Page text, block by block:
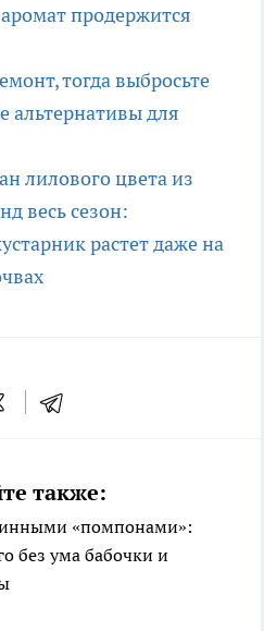
продержится
тогда выбросьте
альтернативы для
лилового цвета из
весь сезон:
растет даже на
также:
«помпонами»:
без ума бабочки и